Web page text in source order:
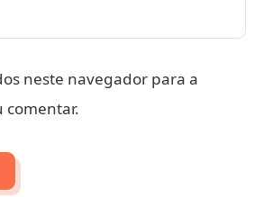
neste navegador para a
comentar.